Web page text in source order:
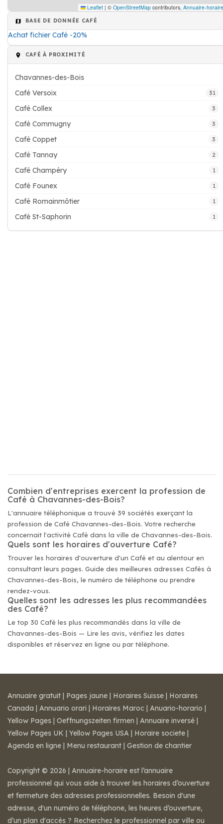
Leaflet | © OpenStreetMap contributors, Annuaire-horaire
BASE DE DONNÉE CAFÉ
Achat fichier Café -20%
CAFÉ À PROXIMITÉ
Chavannes-des-Bois
Café Versoix
31
Café Collex 3
Café Commugny 3
Café Coppet 3
Café Tannay 2
Café Champéry 1
Café Founex 1
Café Romainmôtier 1
Café St-Saphorin 1
Combien d'entreprises exercent la profession de
Café à Chavannes-des-Bois?
L'annuaire téléphonique a trouvé 39 sociétés exerçant la
profession de Café Chavannes-des-Bois. Votre recherche
concernait l'activité Café dans la ville de Chavannes-des-Bois.
Quels sont les horaires d'ouverture Café?
Trouver les horaires d'ouverture d'un Café et au alentour en
consultant leurs pages. Guide des meilleures adresses Cafés à
Chavannes-des-Bois, le numéro de téléphone ou prendre
rendez-vous.
Quelles sont les adresses les plus recommandées
des Café?
Le top 30 Café les plus recommandés dans la ville de
Chavannes-des-Bois — Lire les avis, vérifiez les dates
disponibles et réservez en ligne ou par téléphone.
Annuaire gratuit | Pages jaune | Horaires Suisse | Horaires
Canada | Annuario orari | Horaires Maroc | Anuario-horario |
Yellow Pages | Oeffnungszeiten firmen | Annuaire inversé |
Yellow Pages UK | Yellow Pages USA | Horaire societe |
Agenda en ligne | Menu restaurant | Gestion de chantier
Copyright © 2026 | Annuaire-horaire est l’annuaire
professionnel qui vous aide à trouver les horaires d’ouverture
et fermeture des adresses professionnelles. Besoin d'une
adresse, d'un numéro de téléphone, les heures d’ouverture,
d’un plan d'accès ? Recherchez le professionnel par ville ou